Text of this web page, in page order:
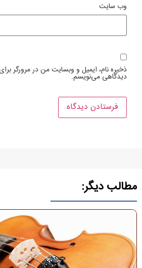
وب‌ سایت
ذخیره نام، ایمیل و وبسایت من در مرورگر
دیدگاهی می‌نویسم.
مطالب دیگر: